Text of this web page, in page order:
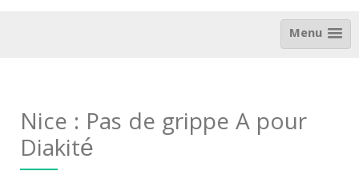
Menu
Nice : Pas de grippe A pour
Diakité